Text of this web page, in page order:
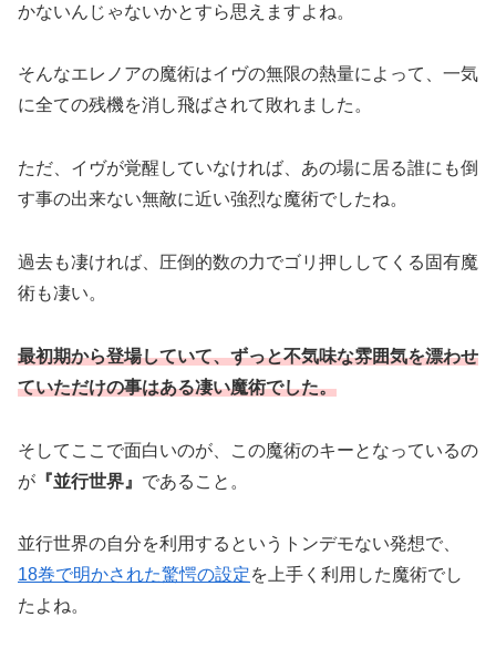
かないんじゃないかとすら思えますよね。
そんなエレノアの魔術はイヴの無限の熱量によって、一気
に全ての残機を消し飛ばされて敗れました。
ただ、イヴが覚醒していなければ、あの場に居る誰にも倒
す事の出来ない無敵に近い強烈な魔術でしたね。
過去も凄ければ、圧倒的数の力でゴリ押ししてくる固有魔
術も凄い。
最初期から登場していて、ずっと不気味な雰囲気を漂わせ
ていただけの事はある凄い魔術でした。
そしてここで面白いのが、この魔術のキーとなっているの
が 『並行世界』 であること。
並行世界の自分を利用するというトンデモない発想で、
18巻で明かされた驚愕の設定を上手く利用した魔術でし
たよね。